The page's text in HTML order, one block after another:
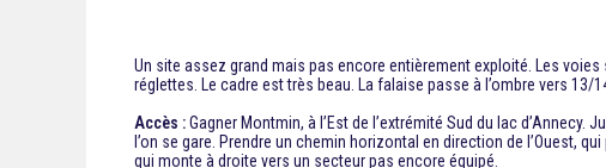
Un site assez grand mais pas encore entièrement exploité. Les
réglettes. Le cadre est très beau. La falaise passe à l’ombre vers
Accès :Gagner Montmin, à l’Est de l’extrémité Sud du lac
l’on se gare. Prendre un chemin horizontal en direction de l’Ouest,
qui monte à droite vers un secteur pas encore équipé.